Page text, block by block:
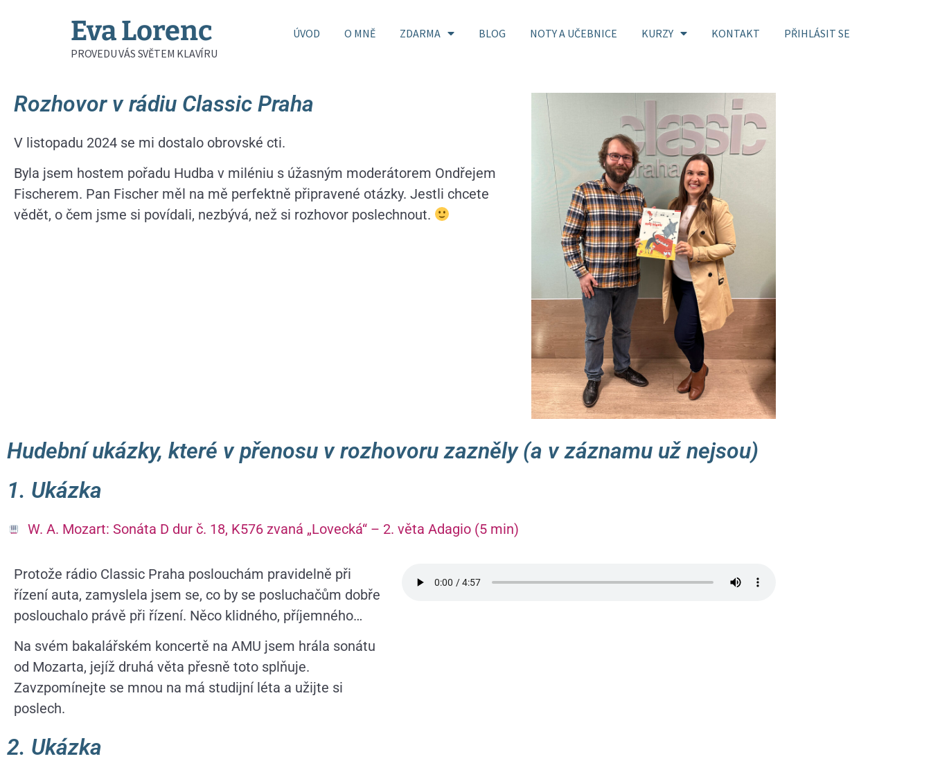
Eva Lorenc
PROVEDU VÁS SVĚTEM KLAVÍRU
ÚVOD O MNĚ ZDARMA BLOG NOTY A UČEBNICE KURZY KONTAKT PŘIHLÁSIT SE
Rozhovor v rádiu Classic Praha
V listopadu 2024 se mi dostalo obrovské cti.
Byla jsem hostem pořadu Hudba v miléniu s úžasným moderátorem Ondřejem
Fischerem. Pan Fischer měl na mě perfektně připravené otázky. Jestli chcete
vědět, o čem jsme si povídali, nezbývá, než si rozhovor poslechnout.
Hudební ukázky, které v přenosu v rozhovoru zazněly (a v záznamu už nejsou)
1. Ukázka
W. A. Mozart: Sonáta D dur č. 18, K576 zvaná „Lovecká“ – 2. věta Adagio (5 min)
Protože rádio Classic Praha poslouchám pravidelně při
řízení auta, zamyslela jsem se, co by se posluchačům dobře
poslouchalo právě při řízení. Něco klidného, příjemného…
Na svém bakalářském koncertě na AMU jsem hrála sonátu
od Mozarta, jejíž druhá věta přesně toto splňuje.
Zavzpomínejte se mnou na má studijní léta a užijte si
poslech.
2. Ukázka